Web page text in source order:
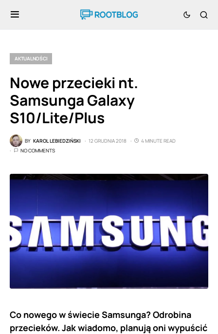
AKTUALNOŚCI
Nowe przecieki nt.
Samsunga Galaxy
S10/Lite/Plus
BY KAROL LEBIEDZIŃSKI 12 GRUDNIA 2018
4 MINUTE READ
NO COMMENTS
Co nowego w świecie Samsunga? Odrobina
przecieków. Jak wiadomo, planują oni wypuścić